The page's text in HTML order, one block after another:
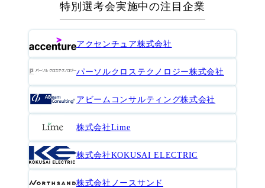
特別選考会実施中の注目企業
アクセンチュア株式会社
パーソルクロステクノロジー株式会社
アビームコンサルティング株式会社
株式会社Lime
株式会社KOKUSAI ELECTRIC
株式会社ノースサンド